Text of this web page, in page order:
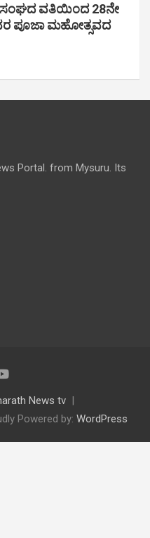
ಸಂಘದ ವತಿಯಿಂದ 28ನೇ
ಪೂಜಾ ಮಹೋತ್ಸವದ
Portal. from Mysuru. Its
News tv
Powered by: WordPress